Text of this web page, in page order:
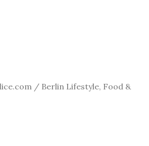
/ Berlin Lifestyle, Food &